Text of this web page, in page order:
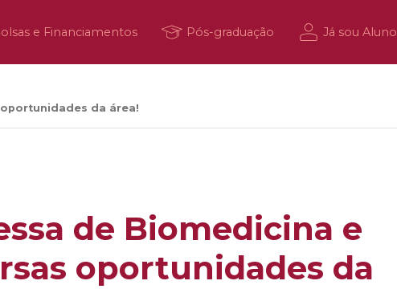
e Financiamentos Pós-graduação Já sou Aluno
da área!
de Biomedicina e
oportunidades da